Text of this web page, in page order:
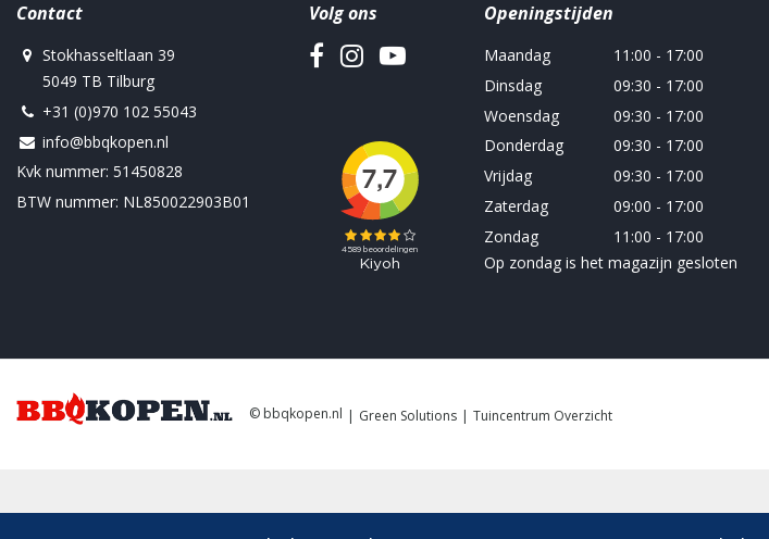
Contact
Stokhasseltlaan 39
5049 TB Tilburg
+31 (0)970 102 55043
info@bbqkopen.nl
Kvk nummer: 51450828
BTW nummer: NL850022903B01
Volg ons Openingstijden
Maandag
11:00 - 17:00
Dinsdag
09:30 - 17:00
Woensdag
09:30 - 17:00
Donderdag
09:30 - 17:00
Vrijdag
09:30 - 17:00
Zaterdag
09:00 - 17:00
Zondag
11:00 - 17:00
Op zondag is het magazijn gesloten
© bbqkopen.nl Green Solutions Tuincentrum Overzicht